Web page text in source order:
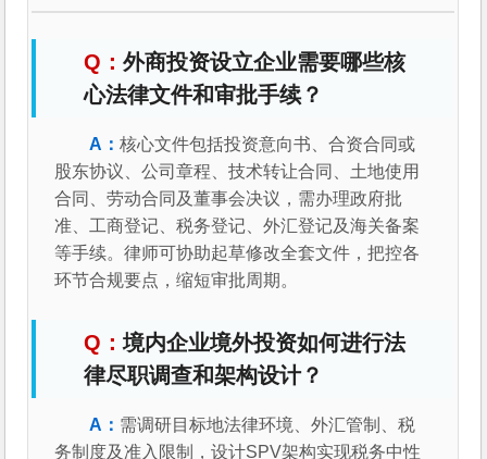
外商投资设立企业需要哪些核
心法律文件和审批手续？
核心文件包括投资意向书、合资合同或
股东协议、公司章程、技术转让合同、土地使用
合同、劳动合同及董事会决议，需办理政府批
准、工商登记、税务登记、外汇登记及海关备案
等手续。律师可协助起草修改全套文件，把控各
环节合规要点，缩短审批周期。
境内企业境外投资如何进行法
律尽职调查和架构设计？
需调研目标地法律环境、外汇管制、税
务制度及准入限制，设计SPV架构实现税务中性